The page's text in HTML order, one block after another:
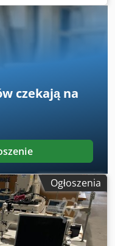
system transportu
stołem.
czekają na
Ogłoszenia